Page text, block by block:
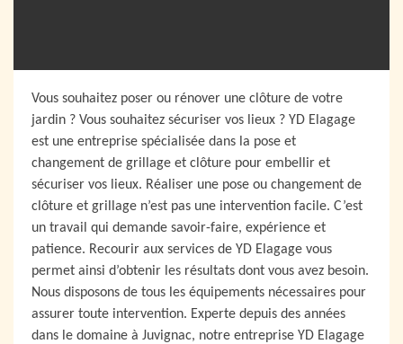
Vous souhaitez poser ou rénover une clôture de votre
jardin ? Vous souhaitez sécuriser vos lieux ? YD Elagage
est une entreprise spécialisée dans la pose et
changement de grillage et clôture pour embellir et
sécuriser vos lieux. Réaliser une pose ou changement de
clôture et grillage n’est pas une intervention facile. C’est
un travail qui demande savoir-faire, expérience et
patience. Recourir aux services de YD Elagage vous
permet ainsi d’obtenir les résultats dont vous avez besoin.
Nous disposons de tous les équipements nécessaires pour
assurer toute intervention. Experte depuis des années
dans le domaine à Juvignac, notre entreprise YD Elagage